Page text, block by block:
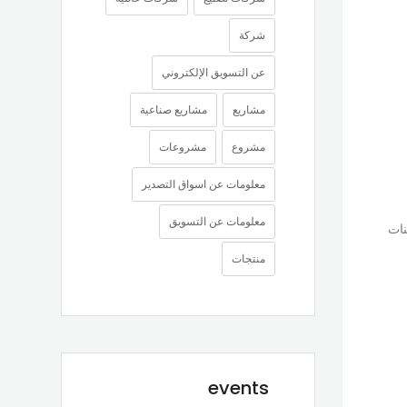
شركة
عن التسويق الإلكتروني
مشاريع مشاريع صناعية
مشروع مشروعات
معلومات عن اسواق التصدير
معلومات عن التسويق
منتجات
events